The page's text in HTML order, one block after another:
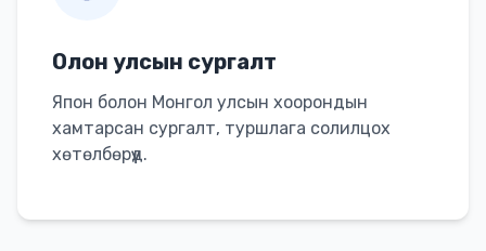
Олон улсын сургалт
Япон болон Монгол улсын хоорондын
хамтарсан сургалт, туршлага солилцох
хөтөлбөрүүд.